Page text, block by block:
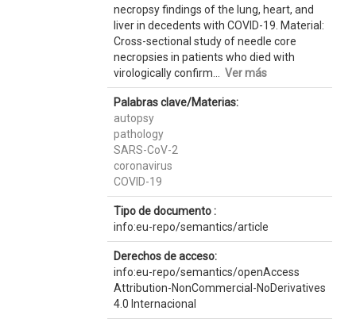
necropsy findings of the lung, heart, and
liver in decedents with COVID-19. Material:
Cross-sectional study of needle core
necropsies in patients who died with
virologically confirm... Ver más
Palabras clave/Materias:
autopsy
pathology
SARS-CoV-2
coronavirus
COVID-19
Tipo de documento :
info:eu-repo/semantics/article
Derechos de acceso:
info:eu-repo/semantics/openAccess
Attribution-NonCommercial-NoDerivatives
4.0 Internacional